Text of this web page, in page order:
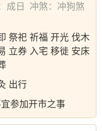
成日
冲煞：冲狗煞
祭祀 祈福 开光 伐木
立券 入宅 移徙 安床
出行
参加开市之事